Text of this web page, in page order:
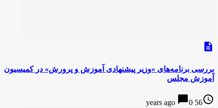
description
بررسی برنامه‌های «وزیر پیشنهادی آموزش و پرورش» در کمیسیون
آموزش مجلس
access_time
56 years ago
chat_bubble0